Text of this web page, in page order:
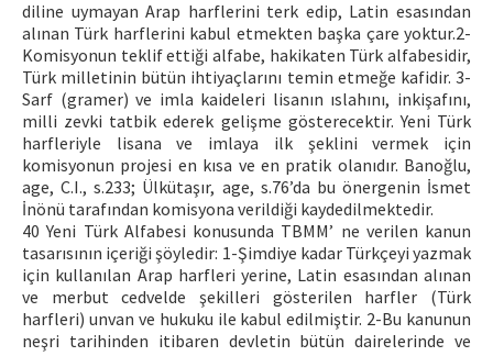
diline uymayan Arap harflerini terk edip, Latin esasından
alınan Türk harflerini kabul etmekten başka çare yoktur.2-
Komisyonun teklif ettiği alfabe, hakikaten Türk alfabesidir,
Türk milletinin bütün ihtiyaçlarını temin etmeğe kafidir. 3-
Sarf (gramer) ve imla kaideleri lisanın ıslahını, inkişafını,
milli zevki tatbik ederek gelişme gösterecektir. Yeni Türk
harfleriyle lisana ve imlaya ilk şeklini vermek için
komisyonun projesi en kısa ve en pratik olanıdır. Banoğlu,
age, C.I., s.233; Ülkütaşır, age, s.76’da bu önergenin İsmet
İnönü tarafından komisyona verildiği kaydedilmektedir.
40 Yeni Türk Alfabesi konusunda TBMM’ ne verilen kanun
tasarısının içeriği şöyledir: 1-Şimdiye kadar Türkçeyi yazmak
için kullanılan Arap harfleri yerine, Latin esasından alınan
ve merbut cedvelde şekilleri gösterilen harfler (Türk
harfleri) unvan ve hukuku ile kabul edilmiştir. 2-Bu kanunun
neşri tarihinden itibaren devletin bütün dairelerinde ve